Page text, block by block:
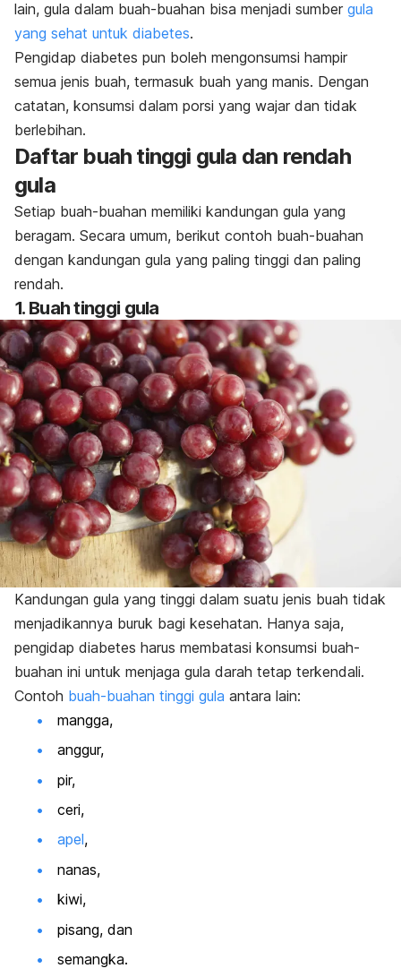
lain, gula dalam buah-buahan bisa menjadi sumber gula
yang sehat untuk diabetes.
Pengidap diabetes pun boleh mengonsumsi hampir
semua jenis buah, termasuk buah yang manis. Dengan
catatan, konsumsi dalam porsi yang wajar dan tidak
berlebihan.
Daftar buah tinggi gula dan rendah
gula
Setiap buah-buahan memiliki kandungan gula yang
beragam. Secara umum, berikut contoh buah-buahan
dengan kandungan gula yang paling tinggi dan paling
rendah.
1. Buah tinggi gula
Kandungan gula yang tinggi dalam suatu jenis buah tidak
menjadikannya buruk bagi kesehatan. Hanya saja,
pengidap diabetes harus membatasi konsumsi buah-
buahan ini untuk menjaga gula darah tetap terkendali.
Contoh buah-buahan tinggi gula antara lain:
mangga,
anggur,
pir,
ceri,
apel,
nanas,
kiwi,
pisang, dan
semangka.